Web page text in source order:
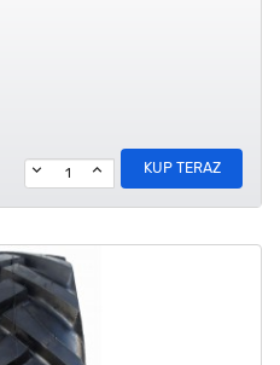
KUP TERAZ